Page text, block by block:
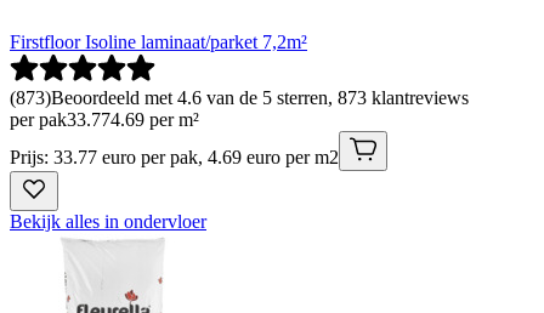
Firstfloor Isoline laminaat/parket 7,2m²
(873)Beoordeeld met 4.6 van de 5 sterren, 873 klantreviews
per pak33.774.69 per m²
Prijs: 33.77 euro per pak, 4.69 euro per m2
Bekijk alles in ondervloer